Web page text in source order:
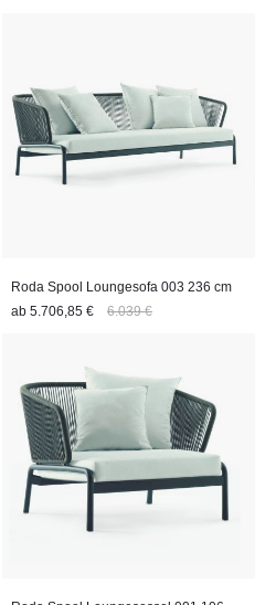
Roda Spool Loungesofa 003 236 cm
ab 5.706,85 € 6.039 €